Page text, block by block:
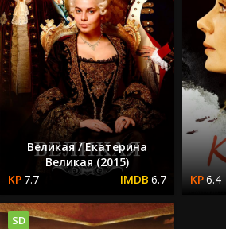
Великая / Екатерина
Великая (2015)
7.7
6.7
6.4
SD